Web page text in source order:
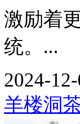
激励着
统。...
2024-
羊楼洞